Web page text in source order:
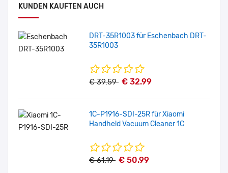
KUNDEN KAUFTEN AUCH
DRT-35R1003 für Eschenbach DRT-
35R1003
€ 39.59 € 32.99
1C-P1916-SDI-25R für Xiaomi
Handheld Vacuum Cleaner 1C
€ 61.19 € 50.99